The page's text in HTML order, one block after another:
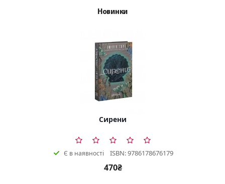
Новинки
Сирени
Є в наявності ISBN: 9786178676179
470₴